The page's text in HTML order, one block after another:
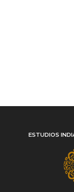
ESTUDIOS